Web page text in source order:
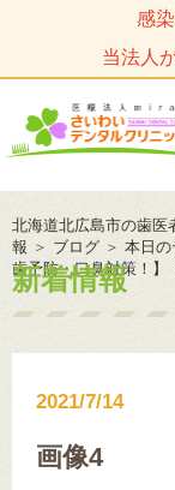
感
当法人
北海道北広島市の歯医
報 ＞ ブログ ＞ 本日の
歯予防・口臭対策！】
新着情報
2021/7/14
画像4